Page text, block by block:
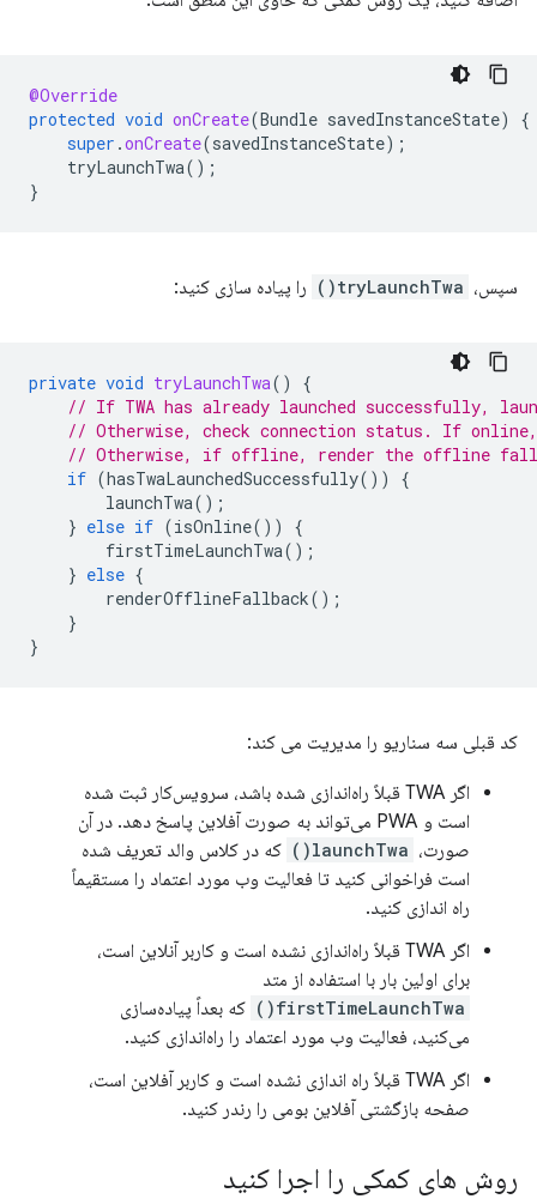
@Override
protected void onCreate(Bundle savedInstanceState)
{
super .onCreate(savedInstanceState);
tryLaunchTwa();
}
سپس، tryLaunchTwa() را پیاده سازی کنید:
private void tryLaunchTwa()
{
// If TWA has already launched successfully,
// Otherwise, check connection status. If
// Otherwise, if offline, render the offline
if (hasTwaLaunchedSuccessfully())
{
launchTwa();
} else if (isOnline())
{
firstTimeLaunchTwa();
} else {
renderOfflineFallback();
}
}
کد قبلی سه سناریو را مدیریت می کند:
اگر TWA قبلاً راه‌اندازی شده باشد، سرویس‌کار ثبت شده
است و PWA می‌تواند به صورت آفلاین پاسخ دهد. در آن
صورت، launchTwa()
که در کلاس والد تعریف شده
است فراخوانی کنید تا فعالیت وب مورد اعتماد را مستقیماً
راه اندازی کنید.
اگر TWA قبلاً راه‌اندازی نشده است و کاربر آنلاین است،
برای اولین بار با استفاده از متد
firstTimeLaunchTwa()
که بعداً پیاده‌سازی
می‌کنید، فعالیت وب مورد اعتماد را راه‌اندازی کنید.
اگر TWA قبلاً راه اندازی نشده است و کاربر آفلاین است،
صفحه بازگشتی آفلاین بومی را رندر کنید.
روش های کمکی را اجرا کنید